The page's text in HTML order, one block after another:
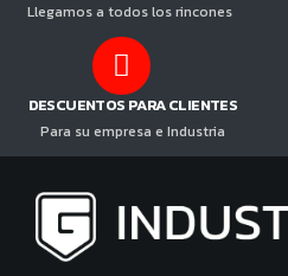
Llegamos a todos los rincones
DESCUENTOS PARA CLIENTES
Para su empresa e Industria